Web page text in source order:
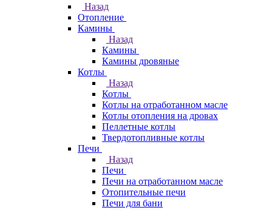
Назад
Отопление
Камины
Назад
Камины
Камины дровяные
Котлы
Назад
Котлы
Котлы на отработанном масле
Котлы отопления на дровах
Пеллетные котлы
Твердотопливные котлы
Печи
Назад
Печи
Печи на отработанном масле
Отопительные печи
Печи для бани